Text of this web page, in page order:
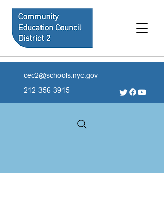
cec2@schools.nyc.gov
212-356-3915